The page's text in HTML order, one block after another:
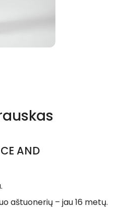
AND
aštuonerių – jau 16 metų.